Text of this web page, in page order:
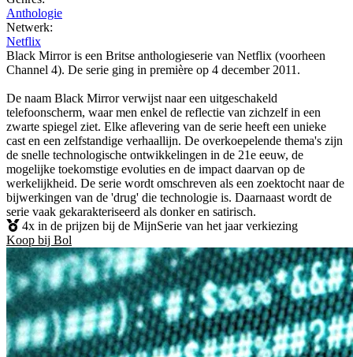
Anthologie
Netwerk:
Netflix
Black Mirror is een Britse anthologieserie van Netflix (voorheen
Channel 4). De serie ging in première op 4 december 2011.
De naam Black Mirror verwijst naar een uitgeschakeld
telefoonscherm, waar men enkel de reflectie van zichzelf in een
zwarte spiegel ziet. Elke aflevering van de serie heeft een unieke
cast en een zelfstandige verhaallijn. De overkoepelende thema's zijn
de snelle technologische ontwikkelingen in de 21e eeuw, de
mogelijke toekomstige evoluties en de impact daarvan op de
werkelijkheid. De serie wordt omschreven als een zoektocht naar de
bijwerkingen van de 'drug' die technologie is. Daarnaast wordt de
serie vaak gekarakteriseerd als donker en satirisch.
4x in de prijzen bij de MijnSerie van het jaar verkiezing
Koop bij Bol